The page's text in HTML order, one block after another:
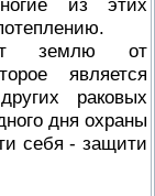
из этих
землю от
является
раковых
дня охраны
себя - защити